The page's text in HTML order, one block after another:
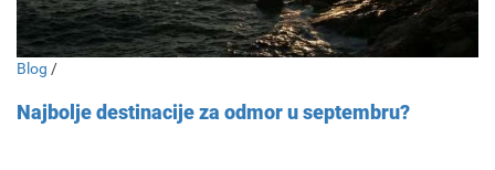
Blog /
Najbolje destinacije za odmor u septembru?